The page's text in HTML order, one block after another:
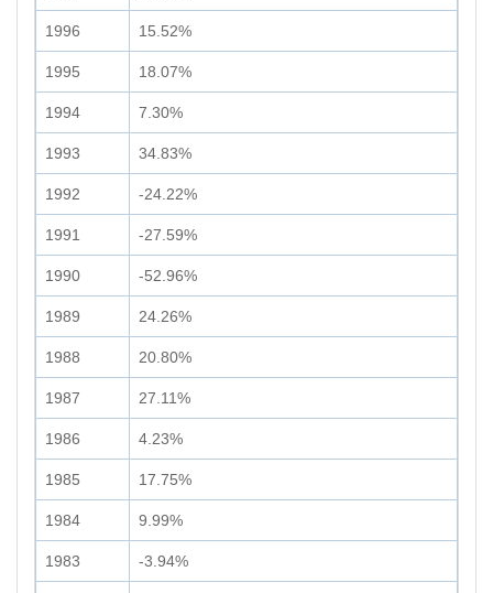
1996 15.52%
1995 18.07%
1994 7.30%
1993 34.83%
1992 -24.22%
1991 -27.59%
1990 -52.96%
1989 24.26%
1988 20.80%
1987 27.11%
1986 4.23%
1985 17.75%
1984 9.99%
1983 -3.94%